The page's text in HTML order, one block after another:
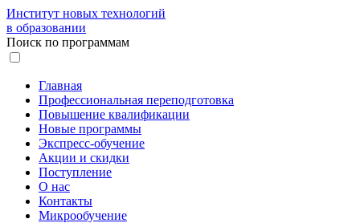
Институт новых технологий
в образовании
Поиск по программам
Главная
Профессиональная переподготовка
Повышение квалификации
Новые программы
Экспресс-обучение
Акции и скидки
Поступление
О нас
Контакты
Микрообучение